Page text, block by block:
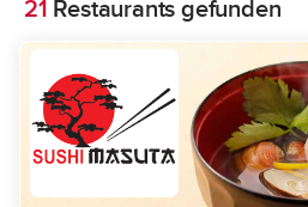
21 Restaurants gefunden